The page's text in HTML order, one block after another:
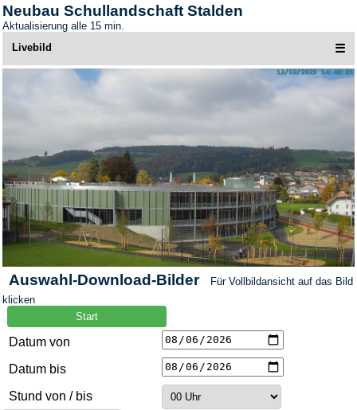
Neubau Schullandschaft Stalden
Aktualisierung alle 15 min.
Livebild
☰
Auswahl-Download-Bilder
Für Vollbildansicht auf das Bild
klicken
Datum von
Datum bis
Stund von / bis